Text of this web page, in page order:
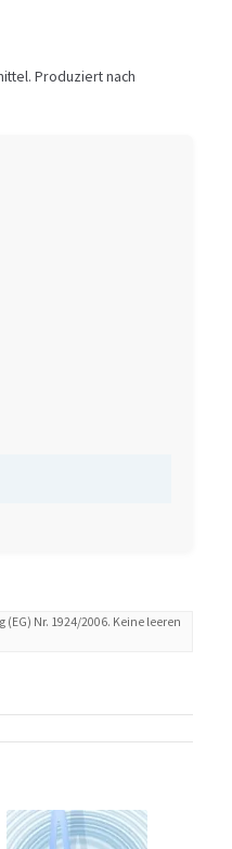
Produziert nach
Nr. 1924/2006. Keine leeren